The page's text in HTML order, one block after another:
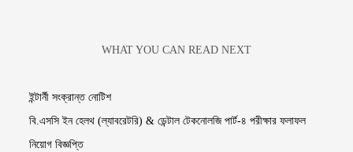
WHAT YOU CAN READ NEXT
ইন্টার্নী সংক্রান্ত নোটিশ
বি.এসসি ইন হেলথ (ল্যাবরেটরি) & ডেন্টাল টেকনোলজি পার্ট-৪ পরীক্ষার ফলাফল
নিয়োগ বিজ্ঞপ্তি